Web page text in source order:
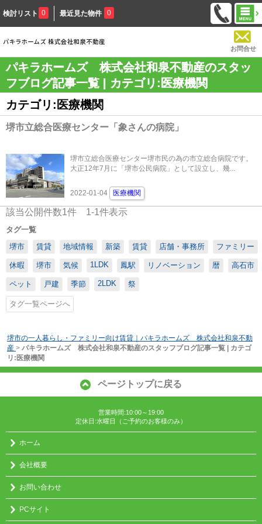
検討リスト 0 最近見た物件 0
お問合せ
パキラホームズ 株式会社和泉不動産のスタッ
フブログ記事一覧 | カテゴリ:医療機関
カテゴリ:医療機関
堺市立総合医療センター「象さんの病院」
堺市立総合医療センター堺市民の為の市立総合病院です。
大正12年7月に「堺市公民病院」として設立し、幾...
2022-01-04 医療機関
該当公開件数1件 1-1件表示
タグ一覧
堺市
賃貸 地域情報 新築 賃貸 店舗・事務所 ファミリー
休暇 堺市 気候 1LDK 鳳駅 リノベーション 暦 高石市
ペット 戸建 季節 2LDK 祭
タグ一覧ページへ
堺市の一人暮らし・ファミリー向け賃貸｜パキラホームズ 株式会社和泉不動
産 > パキラホームズ 株式会社和泉不動産のスタッフブログ記事一覧 | カテゴ
リ:医療機関
ページトップに戻る
営業時間:10:00～19:00
定休日:水曜日（ご予約のお客様のみ）
ホーム
会社概要
お問い合わせ
PCサイト